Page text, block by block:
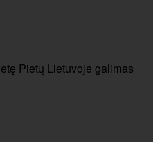
Pietų Lietuvoje galimas